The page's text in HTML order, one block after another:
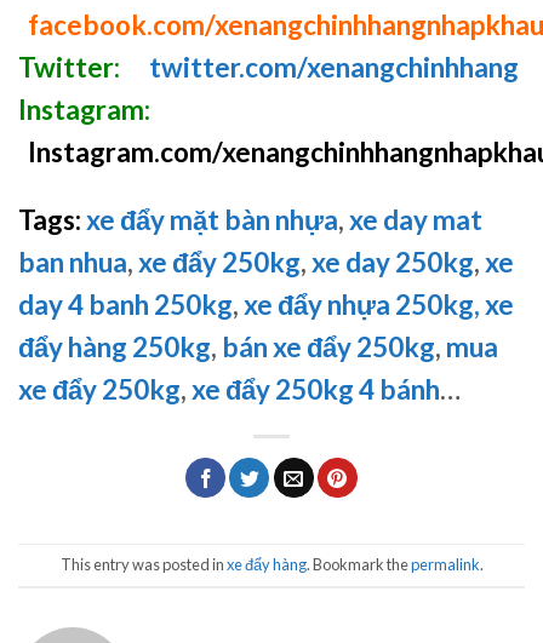
facebook.com/xenangchinhhangnhapkhau
Twitter:
twitter.com/xenangchinhhang
Instagram:
Instagram.com/
Tags:xe đẩy mặt bàn nhựa,xe day mat
ban nhua,xe đẩy 250kg,xe day 250kg,xe
day 4 banh 250kg,xe đẩy nhựa 250kg,xe
đẩy hàng 250kg, bán xe đẩy 250kg, mua
xe đẩy 250kg,xe đẩy 250kg 4 bánh…
This entry was posted inxe đẩy hàng. Bookmark thepermalink.